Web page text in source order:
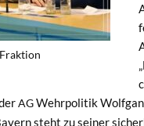
AGWehrpoli­tik
ste­ht zu sein­er